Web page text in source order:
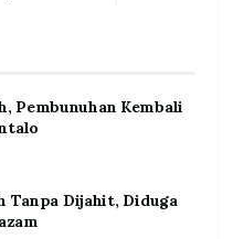
Pembunuhan Kembali
Tanpa Dijahit, Diduga